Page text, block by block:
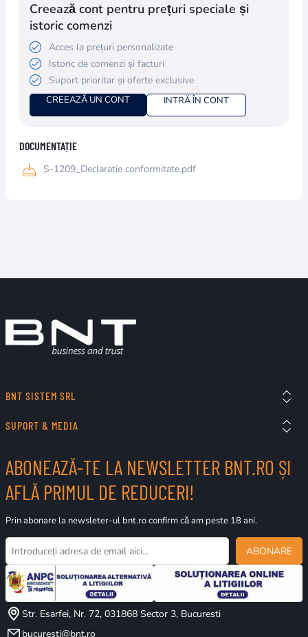
Creează cont pentru prețuri speciale și
istoric comenzi
Acces la prețuri personalizate
Istoric de comenzi și facturi
Suport prioritar și oferte exclusive
CREEAZĂ UN CONT INTRĂ ÎN CONT
DOCUMENTAȚIE
S-1209_Declaratie conformitate.pdf
BNT SISTEM SRL
SUPORT & MEDIA
ABONEAZĂ-TE LA NEWSLETTER BNT.RO ȘI
AFLĂ PRIMUL DE REDUCERI!
Prin abonare la newsleter-ul bnt.ro confirm că am peste 18 ani.
ABONARE
Str. Esarfei, Nr. 72, 031868 Sector 3, Bucuresti
bucuresti@bnt.ro